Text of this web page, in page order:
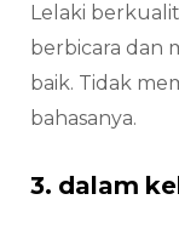
Lelaki
berbicara dan
baik. Tidak
bahasanya.
3. dalam